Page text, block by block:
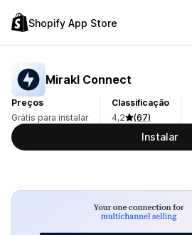
Shopify App Store
Mirakl Connect
Preços
Grátis para instalar
Classificação
4,2
(67)
Instalar